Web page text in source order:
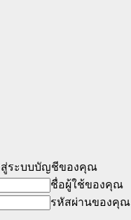
สู่ระบบบัญชีของคุณ
ชื่อผู้ใช้ของคุณ
รหัสผ่านของคุณ